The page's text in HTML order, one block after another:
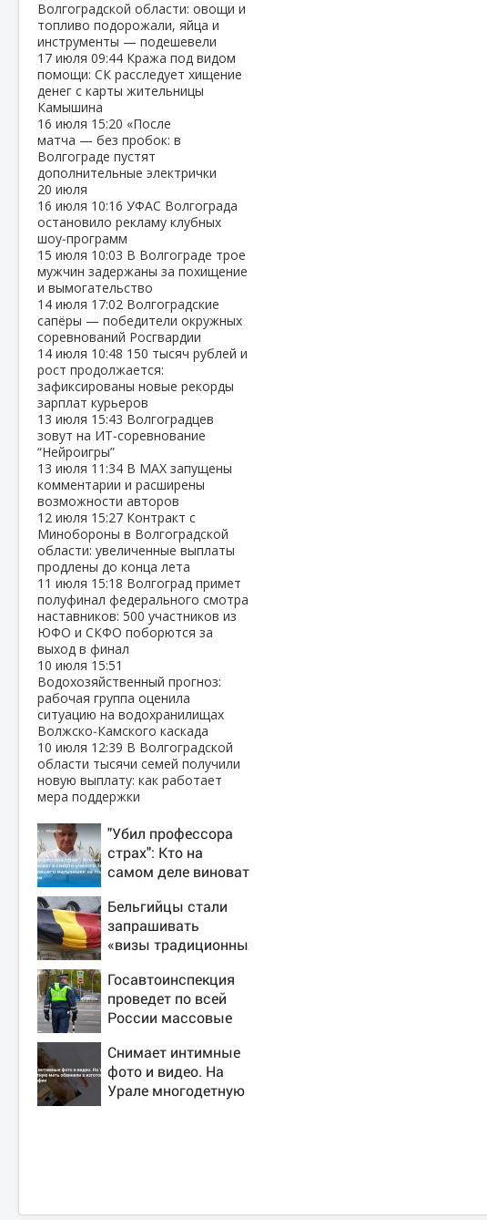
Волгоградской области: овощи и
топливо подорожали, яйца и
инструменты — подешевели
17 июля 09:44 Кража под видом
помощи: СК расследует хищение
денег с карты жительницы
Камышина
16 июля 15:20 «После
матча — без пробок: в
Волгограде пустят
дополнительные электрички
20 июля
16 июля 10:16 УФАС Волгограда
остановило рекламу клубных
шоу‑программ
15 июля 10:03 В Волгограде трое
мужчин задержаны за похищение
и вымогательство
14 июля 17:02 Волгоградские
сапёры — победители окружных
соревнований Росгвардии
14 июля 10:48 150 тысяч рублей и
рост продолжается:
зафиксированы новые рекорды
зарплат курьеров
13 июля 15:43 Волгоградцев
зовут на ИТ‑соревнование
“Нейроигры”
13 июля 11:34 В МАХ запущены
комментарии и расширены
возможности авторов
12 июля 15:27 Контракт с
Минобороны в Волгоградской
области: увеличенные выплаты
продлены до конца лета
11 июля 15:18 Волгоград примет
полуфинал федерального смотра
наставников: 500 участников из
ЮФО и СКФО поборются за
выход в финал
10 июля 15:51
Водохозяйственный прогноз:
рабочая группа оценила
ситуацию на водохранилищах
Волжско‑Камского каскада
10 июля 12:39 В Волгоградской
области тысячи семей получили
новую выплату: как работает
мера поддержки
"Убил профессора
страх": Кто на
самом деле виноват
Зезина,
остановившего
мальчишек на поле
Бельгийцы стали
запрашивать
«визы традиционных
посольстве РФ
Госавтоинспекция
проведет по всей
России массовые
Снимает интимные
фото и видео. На
Урале многодетную